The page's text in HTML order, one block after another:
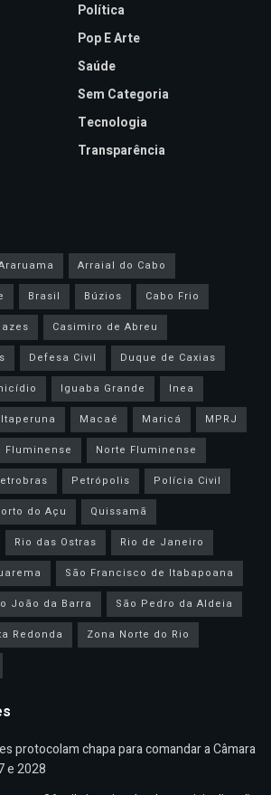
Política
Pop E Arte
Saúde
Sem Categoria
Tecnologia
Transparência
Arraial do Cabo
Brasil Búzios
Cabo Frio
Casimiro de Abreu
Defesa Civil
Duque de Caxias
Iguaba Grande
Inea
Itaperuna Macaé Maricá
MPRJ
Fluminense
Norte Fluminense
Petrópolis
Polícia Civil
do Açu
Quissamã
Rio das Ostras
Rio de Janeiro
São Francisco de Itabapoana
João da Barra
São Pedro da Aldeia
Redonda
Zona Norte do Rio
protocolam chapa para comandar a Câmara
e 2028